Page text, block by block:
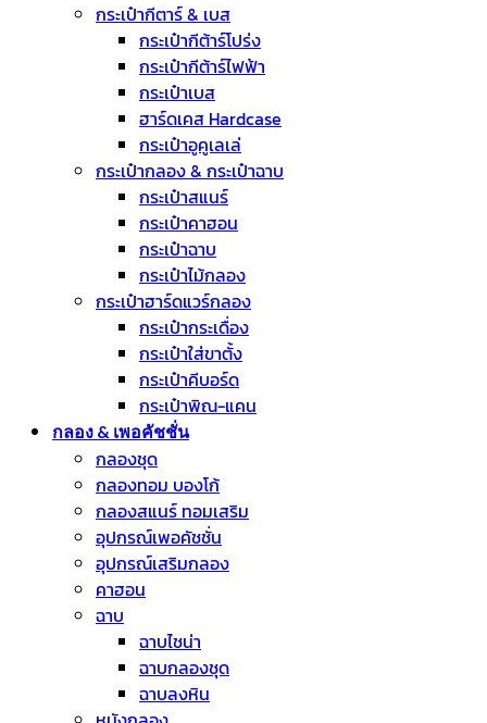
กระเป๋ากีตาร์ & เบส
กระเป๋ากีต้าร์โปร่ง
กระเป๋ากีต้าร์ไฟฟ้า
กระเป๋าเบส
ฮาร์ดเคส Hardcase
กระเป๋าอูคูเลเล่
กระเป๋ากลอง & กระเป๋าฉาบ
กระเป๋าสแนร์
กระเป๋าคาฮอน
กระเป๋าฉาบ
กระเป๋าไม้กลอง
กระเป๋าฮาร์ดแวร์กลอง
กระเป๋ากระเดื่อง
กระเป๋าใส่ขาตั้ง
กระเป๋าคีบอร์ด
กระเป๋าพิณ-แคน
กลอง & เพอคัชชั่น
กลองชุด
กลองทอม บองโก้
กลองสแนร์ ทอมเสริม
อุปกรณ์เพอคัชชั่น
อุปกรณ์เสริมกลอง
คาฮอน
ฉาบ
ฉาบไชน่า
ฉาบกลองชุด
ฉาบลงหิน